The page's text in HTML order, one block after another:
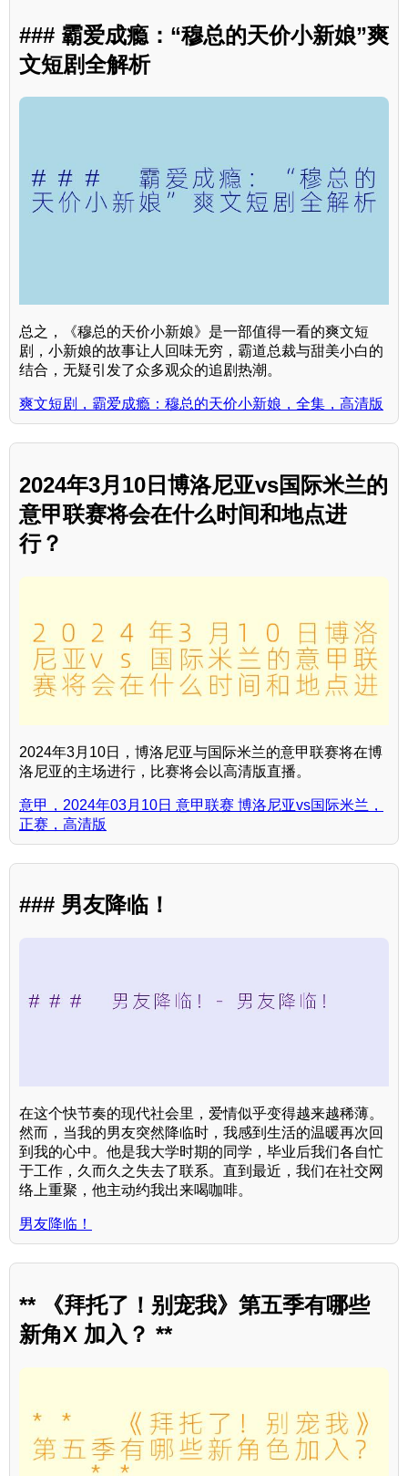
### 霸爱成瘾：“穆总的天价小新娘”爽
文短剧全解析
总之，《穆总的天价小新娘》是一部值得一看的爽文短
剧，小新娘的故事让人回味无穷，霸道总裁与甜美小白的
结合，无疑引发了众多观众的追剧热潮。
爽文短剧，霸爱成瘾：穆总的天价小新娘，全集，高清版
2024年3月10日博洛尼亚vs国际米兰的
意甲联赛将会在什么时间和地点进
行？
2024年3月10日，博洛尼亚与国际米兰的意甲联赛将在博
洛尼亚的主场进行，比赛将会以高清版直播。
意甲，2024年03月10日 意甲联赛 博洛尼亚vs国际米兰，
正赛，高清版
### 男友降临！
在这个快节奏的现代社会里，爱情似乎变得越来越稀薄。
然而，当我的男友突然降临时，我感到生活的温暖再次回
到我的心中。他是我大学时期的同学，毕业后我们各自忙
于工作，久而久之失去了联系。直到最近，我们在社交网
络上重聚，他主动约我出来喝咖啡。
男友降临！
** 《拜托了！别宠我》第五季有哪些
新角X 加入？ **